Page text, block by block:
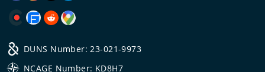
DUNS Number: 23-021-9973
NCAGE Number: KD8H7